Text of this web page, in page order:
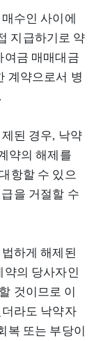
수인 사이에
지급하기로 약
여금 매매대금
계약으로서 병
된 경우, 낙약
약의 해제를
항할 수 있으
을 거절할 수
하게 해제된
의 당사자인
것이므로 이
라도 낙약자
복 또는 부당이